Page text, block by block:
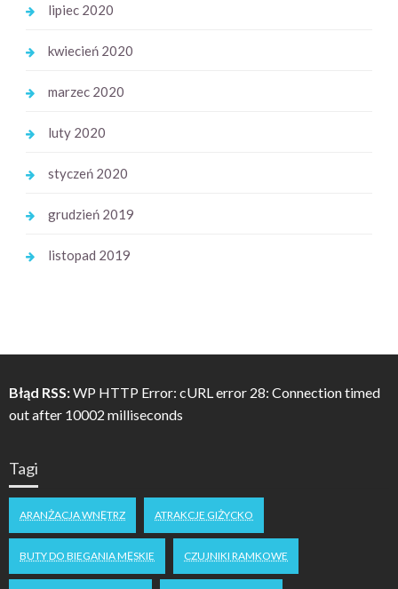
lipiec 2020
kwiecień 2020
marzec 2020
luty 2020
styczeń 2020
grudzień 2019
listopad 2019
Błąd RSS:WP HTTP Error: cURL error 28: Connection timed
out after 10002 milliseconds
Tagi
ARANŻACJA WNĘTRZ ATRAKCJE GIŻYCKO
BUTY DO BIEGANIA MĘSKIE CZUJNIKI RAMKOWE